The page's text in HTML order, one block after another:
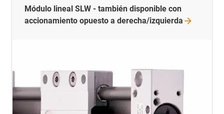
Módulo lineal SLW - también disponible con
accionamiento opuesto a derecha/izquierda